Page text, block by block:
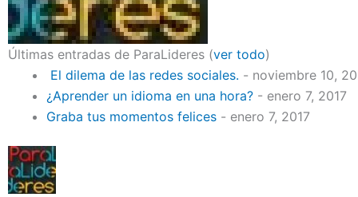
Últimas entradas de ParaLideres (ver todo)
El dilema de las redes sociales. - noviembre 10,
¿Aprender un idioma en una hora? - enero 7, 2017
Graba tus momentos felices - enero 7, 2017